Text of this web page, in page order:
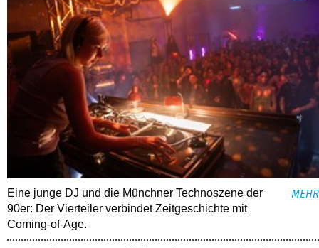
Eine junge DJ und die Münchner Technoszene der
90er: Der Vierteiler verbindet Zeitgeschichte mit
Coming-of-Age.
MEHR